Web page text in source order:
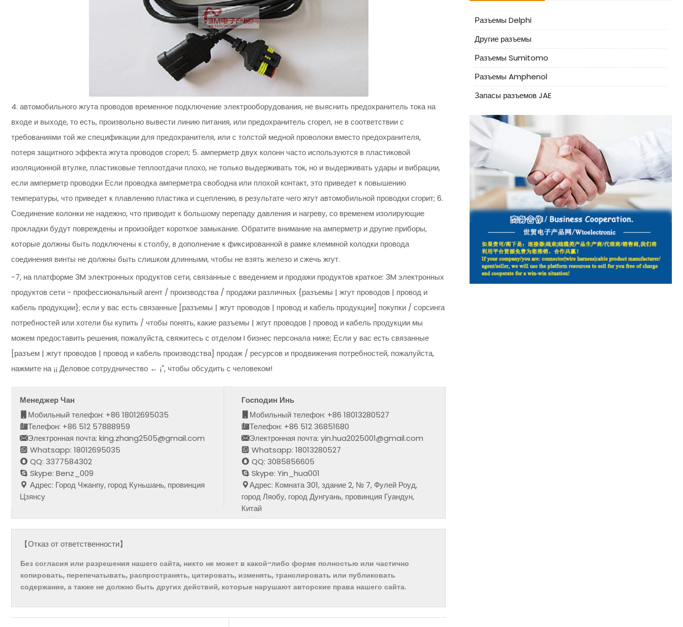
4. автомобильного жгута проводов временное подключение электрооборудования, не выяснить предохранитель тока на
входе и выходе, то есть, произвольно вывести линию питания, или предохранитель сгорел, не в соответствии с
требованиями той же спецификации для предохранителя, или с толстой медной проволоки вместо предохранителя,
потеря защитного эффекта жгута проводов сгорел; 5. амперметр двух колонн часто используются в пластиковой
изоляционной втулке, пластиковые теплоотдачи плохо, не только выдерживать ток, но и выдерживать удары и вибрации,
если амперметр проводки Если проводка амперметра свободна или плохой контакт, это приведет к повышению
температуры, что приведет к плавлению пластика и сцеплению, в результате чего жгут автомобильной проводки сгорит; 6.
Соединение колонки не надежно, что приводит к большому перепаду давления и нагреву, со временем изолирующие
прокладки будут повреждены и произойдет короткое замыкание. Обратите внимание на амперметр и другие приборы,
которые должны быть подключены к столбу, в дополнение к фиксированной в рамке клеммной колодки провода
соединения винты не должны быть слишком длинными, чтобы не взять железо и сжечь жгут.
-7, на платформе 3M электронных продуктов сети, связанные с введением и продажи продуктов краткое: 3M электронных
продуктов сети - профессиональный агент / производства / продажи различных {разъемы | жгут проводов | провод и
кабель продукции}; если у вас есть связанные [разъемы | жгут проводов | провод и кабель продукции] покупки / сорсинга
потребностей или хотели бы купить / чтобы понять, какие разъемы | жгут проводов | провод и кабель продукции мы
можем предоставить решения, пожалуйста, свяжитесь с отделом I бизнес персонала ниже; Если у вас есть связанные
[разъем | жгут проводов | провод и кабель производства] продаж / ресурсов и продвижения потребностей, пожалуйста,
нажмите на ¡¡ Деловое сотрудничество ← ¡", чтобы обсудить с человеком!
Менеджер Чан
Мобильный телефон: +86 18012695035
Телефон: +86 512 57888959
Электронная почта: king.zhang2505@gmail.com
Whatsapp: 18012695035
QQ: 3377584302
Skype: Benz_009
Адрес: Город Чжанпу, город Куньшань, провинция
Цзянсу
Господин Инь
Мобильный телефон: +86 18013280527
Телефон: +86 512 36851680
Электронная почта: yin.hua2025001@gmail.com
Whatsapp: 18013280527
QQ: 3085856605
Skype: Yin_hua001
Адрес: Комната 301, здание 2, № 7, Фулей Роуд,
город Ляобу, город Дунгуань, провинция Гуандун,
Китай
【Отказ от ответственности】
Без согласия или разрешения нашего сайта, никто не может в какой-либо форме полностью или частично
копировать, перепечатывать, распространять, цитировать, изменять, транслировать или публиковать
содержание, а также не должно быть других действий, которые нарушают авторские права нашего сайта.
Разъемы Delphi
Другие разъемы
Разъемы Sumitomo
Разъемы Amphenol
Запасы разъемов JAE